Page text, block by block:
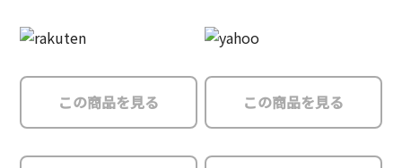
この商品を見る この商品を見る